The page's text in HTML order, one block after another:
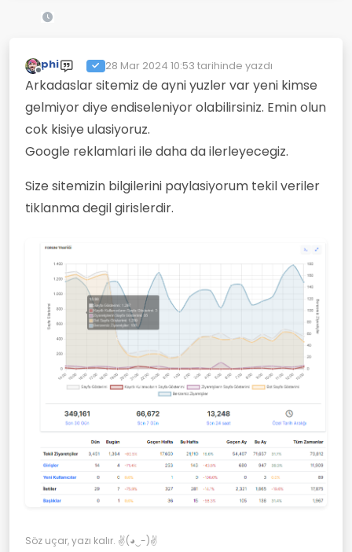
Çevrimdışı
phi 28 Mar 2024 10:53 tarihinde yazdı
Son düzenleyen:
Arkadaslar sitemiz de ayni yuzler var yeni kimse
gelmiyor diye endiseleniyor olabilirsiniz. Emin olun
cok kisiye ulasiyoruz.
Google reklamlari ile daha da ilerleyecegiz.
Size sitemizin bilgilerini paylasiyorum tekil veriler
tiklanma degil girislerdir.
Söz uçar, yazı kalır. ✌(◕‿-)✌